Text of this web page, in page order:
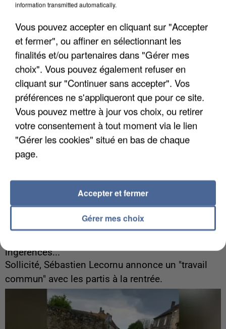
Un second cadre de la DZ Mafia interpellé en
Un cofondateur du réseau avait été interpellé
quelques jours plus tôt.
6 août 2026
ingérences...
Sollicité, Sébastien Lecornu annonce un "travail
commun" avec les partis à la rentrée.
information transmitted automatically.
Vous pouvez accepter en cliquant sur "Accepter
et fermer", ou affiner en sélectionnant les
finalités et/ou partenaires dans "Gérer mes
choix". Vous pouvez également refuser en
cliquant sur "Continuer sans accepter". Vos
préférences ne s'appliqueront que pour ce site.
Vous pouvez mettre à jour vos choix, ou retirer
votre consentement à tout moment via le lien
"Gérer les cookies" situé en bas de chaque
page.
Gérer mes choix
Accepter et fermer